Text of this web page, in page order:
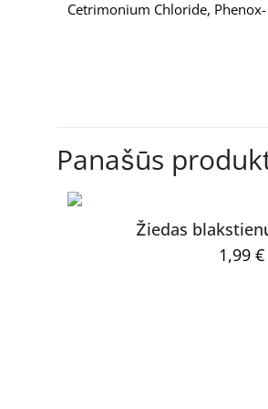
Cetrimonium Chloride,
Panašūs
Žiedas
1,99€